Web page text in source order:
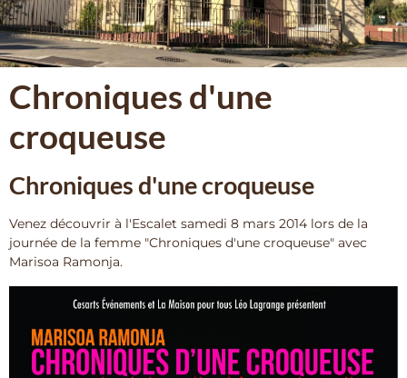
Chroniques d'une
croqueuse
Chroniques d'une croqueuse
Venez découvrir à l'Escalet samedi 8 mars 2014 lors de la
journée de la femme "Chroniques d'une croqueuse" avec
Marisoa Ramonja.